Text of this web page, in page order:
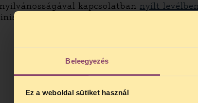
Beleegyezés
Ez a weboldal sütiket használ
kapcsolatban nyílt